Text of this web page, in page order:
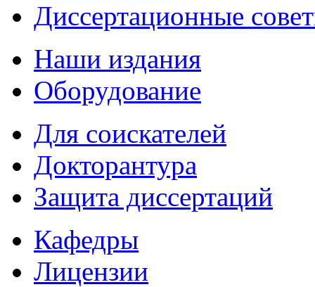
Диссертационные
Наши издания
Оборудование
Для соискателей
Докторантура
Защита диссертаций
Кафедры
Лицензии